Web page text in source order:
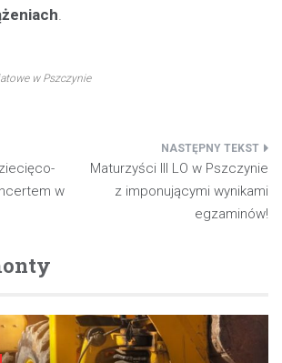
.
w Pszczynie
w
Maturzyści III LO w Pszczynie
z imponującymi wynikami
egzaminów!